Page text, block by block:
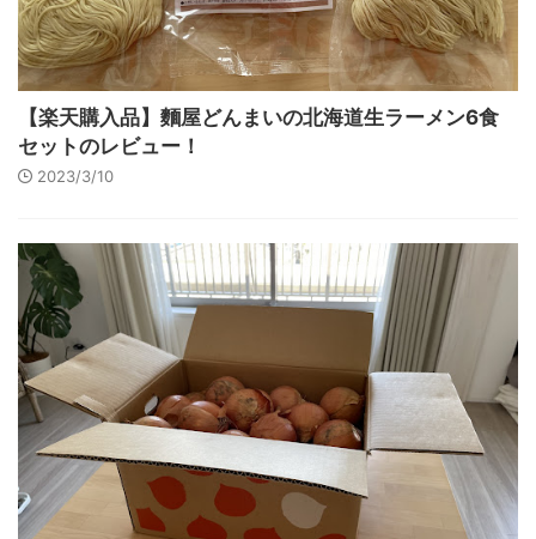
【楽天購入品】麵屋どんまいの北海道生ラーメン6食
セットのレビュー！
2023/3/10